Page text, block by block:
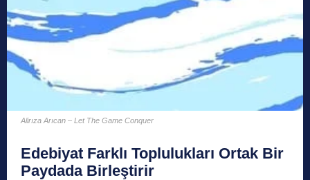
Alirıza Arıcan – Let The Game Conquer
Edebiyat Farklı Toplulukları Ortak Bir
Paydada Birleştirir